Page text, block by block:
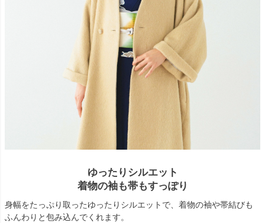
ゆったりシルエット
着物の袖も帯もすっぽり
身幅をたっぷり取ったゆったりシルエットで、着物の袖や帯結びも
ふんわりと包み込んでくれます。